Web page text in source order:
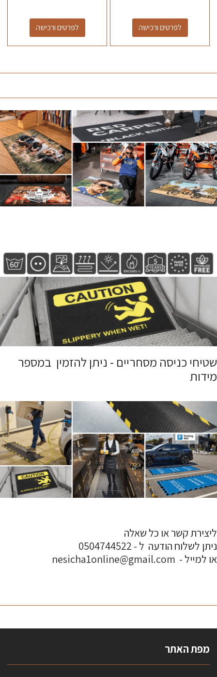
לפרטים ורכישה לפרטים ורכישה
שטיחי כניסה מסחריים - ניתן להזמין במספר
מידות
ליצירת קשר או כל שאלה
ניתן לשלוח הודעה ל - 0504744522
או למייל - nesicha1online@gmail.com
מפת האתר